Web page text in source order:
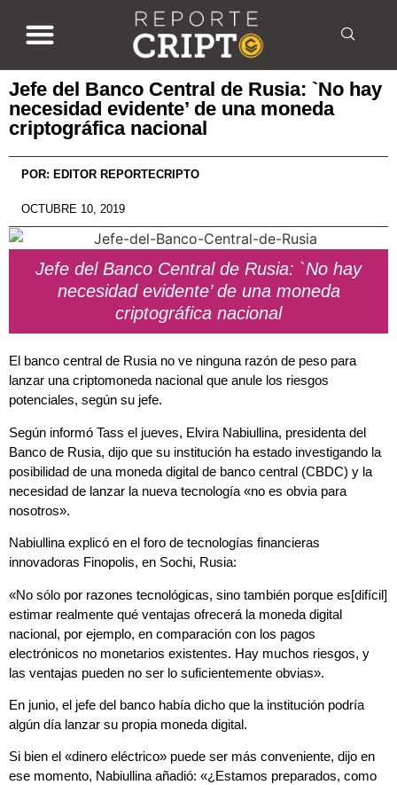
Jefe del Banco Central de Rusia: `No hay
necesidad evidente’ de una moneda
criptográfica nacional
POR: EDITOR REPORTECRIPTO
OCTUBRE 10, 2019
Jefe del Banco Central de Rusia: `No hay
necesidad evidente’ de una moneda
criptográfica nacional
El banco central de Rusia no ve ninguna razón de peso para
lanzar una criptomoneda nacional que anule los riesgos
potenciales, según su jefe.
Según informó Tass el jueves, Elvira Nabiullina, presidenta del
Banco de Rusia, dijo que su institución ha estado investigando la
posibilidad de una moneda digital de banco central (CBDC) y la
necesidad de lanzar la nueva tecnología «no es obvia para
nosotros».
Nabiullina explicó en el foro de tecnologías financieras
innovadoras Finopolis, en Sochi, Rusia:
«No sólo por razones tecnológicas, sino también porque es[difícil]
estimar realmente qué ventajas ofrecerá la moneda digital
nacional, por ejemplo, en comparación con los pagos
electrónicos no monetarios existentes. Hay muchos riesgos, y
las ventajas pueden no ser lo suficientemente obvias».
En junio, el jefe del banco había dicho que la institución podría
algún día lanzar su propia moneda digital.
Si bien el «dinero eléctrico» puede ser más conveniente, dijo en
ese momento, Nabiullina añadió: «¿Estamos preparados, como